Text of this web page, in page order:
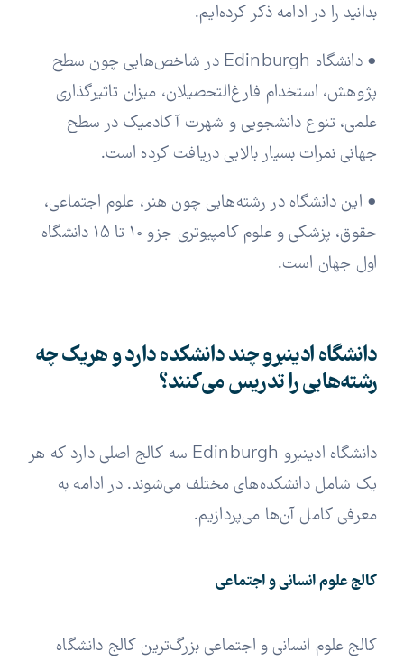
بدانید را در ادامه ذکر کرده‌ایم.
• دانشگاه Edinburgh در شاخص‌هایی چون سطح
پژوهش، استخدام فارغ‌التحصیلان، میزان تاثیرگذاری
علمی، تنوع دانشجویی و شهرت آکادمیک در سطح
جهانی نمرات بسیار بالایی دریافت کرده است.
• این دانشگاه در رشته‌هایی چون هنر، علوم اجتماعی،
حقوق، پزشکی و علوم کامپیوتری جزو 10 تا 15 دانشگاه
اول جهان است.
دانشگاه ادینبرو چند دانشکده دارد و هریک چه
رشته‌هایی را تدریس می‌کنند؟
دانشگاه ادینبرو Edinburgh سه کالج اصلی دارد که هر
یک شامل دانشکده‌های مختلف می‌شوند. در ادامه به
معرفی کامل آن‌ها می‌پردازیم.
کالج علوم انسانی و اجتماعی
کالج علوم انسانی و اجتماعی بزرگ‌ترین کالج دانشگاه